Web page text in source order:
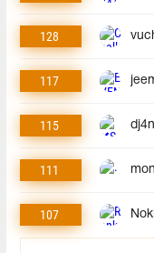
128
117
115
111
107